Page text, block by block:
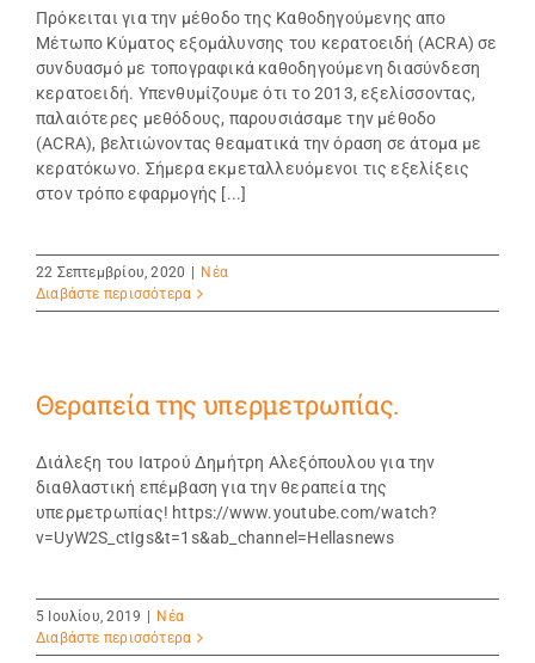
Πρόκειται για την μέθοδο της Καθοδηγούμενης απο
Μέτωπο Κύματος εξομάλυνσης του κερατοειδή (ACRA) σε
συνδυασμό με τοπογραφικά καθοδηγούμενη διασύνδεση
κερατοειδή. Υπενθυμίζουμε ότι το 2013, εξελίσσοντας,
παλαιότερες μεθόδους, παρουσιάσαμε την μέθοδο
(ACRA), βελτιώνοντας θεαματικά την όραση σε άτομα με
κερατόκωνο. Σήμερα εκμεταλλευόμενοι τις εξελίξεις
στον τρόπο εφαρμογής [...]
22 Σεπτεμβρίου, 2020 | Νέα
Διαβάστε περισσότερα
Θεραπεία της υπερμετρωπίας.
Διάλεξη του Ιατρού Δημήτρη Αλεξόπουλου για την
διαθλαστική επέμβαση για την θεραπεία της
υπερμετρωπίας! https://www.youtube.com/watch?
v=UyW2S_ctIgs&t=1s&ab_channel=Hellasnews
5 Ιουλίου, 2019 | Νέα
Διαβάστε περισσότερα